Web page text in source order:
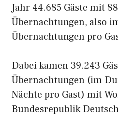
Jahr 44.685 Gäste mit
Übernachtungen, also
Übernachtungen pro
Dabei kamen 39.243
Übernachtungen (im
Nächte pro Gast) mit
Bundesrepublik